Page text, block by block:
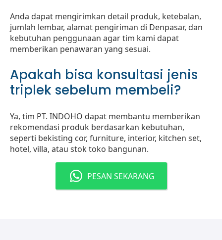
Anda dapat mengirimkan detail produk, ketebalan,
jumlah lembar, alamat pengiriman di Denpasar, dan
kebutuhan penggunaan agar tim kami dapat
memberikan penawaran yang sesuai.
Apakah bisa konsultasi jenis
triplek sebelum membeli?
Ya, tim PT. INDOHO dapat membantu memberikan
rekomendasi produk berdasarkan kebutuhan,
seperti bekisting cor, furniture, interior, kitchen set,
hotel, villa, atau stok toko bangunan.
PESAN SEKARANG